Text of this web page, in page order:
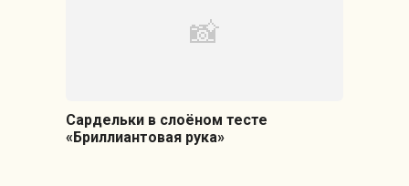
Сардельки в слоёном тесте
«Бриллиантовая рука»